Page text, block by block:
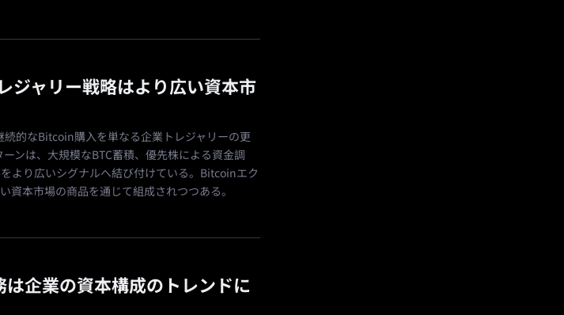
ジャリー戦略はより広い資本市
的なBitcoin購入を単なる企業トレジャリーの更
ンは、大規模なBTC蓄積、優先株による資金調
より広いシグナルへ結び付けている。Bitcoinエク
資本市場の商品を通じて組成されつつある。
企業の資本構成のトレンドに